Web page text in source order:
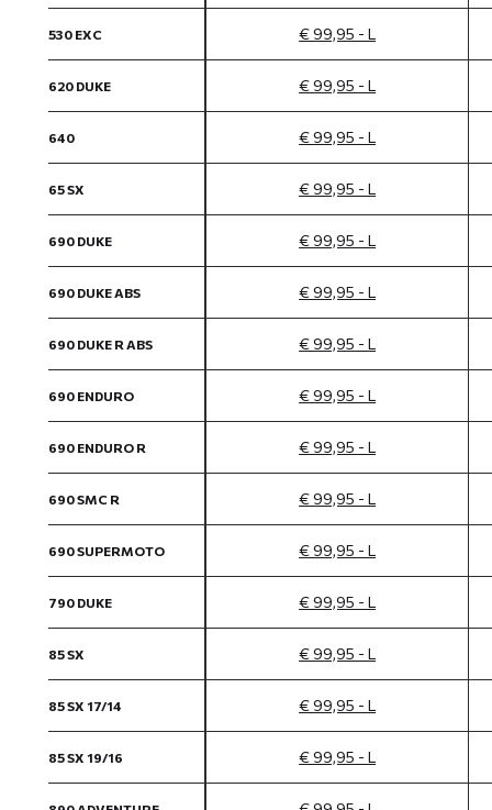
530 EXC € 99,95 - L
620 DUKE € 99,95 - L
640 € 99,95 - L
65 SX € 99,95 - L
690 DUKE € 99,95 - L
690 DUKE ABS € 99,95 - L
690 DUKE R ABS € 99,95 - L
690 ENDURO € 99,95 - L
690 ENDURO R € 99,95 - L
690 SMC R € 99,95 - L
690 SUPERMOTO € 99,95 - L
790 DUKE € 99,95 - L
85 SX € 99,95 - L
85 SX 17/14 € 99,95 - L
85 SX 19/16 € 99,95 - L